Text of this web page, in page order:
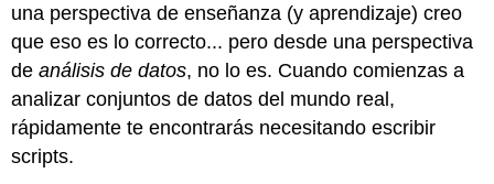
una perspectiva de enseñanza (y aprendizaje) creo
que eso es lo correcto... pero desde una perspectiva
deanálisis de datos, no lo es. Cuando comienzas a
analizar conjuntos de datos del mundo real,
rápidamente te encontrarás necesitando escribir
scripts.